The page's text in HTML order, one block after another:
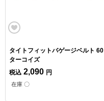
タイトフィットバゲージベルト 60
ターコイズ
税込 2,090 円
在庫 〇